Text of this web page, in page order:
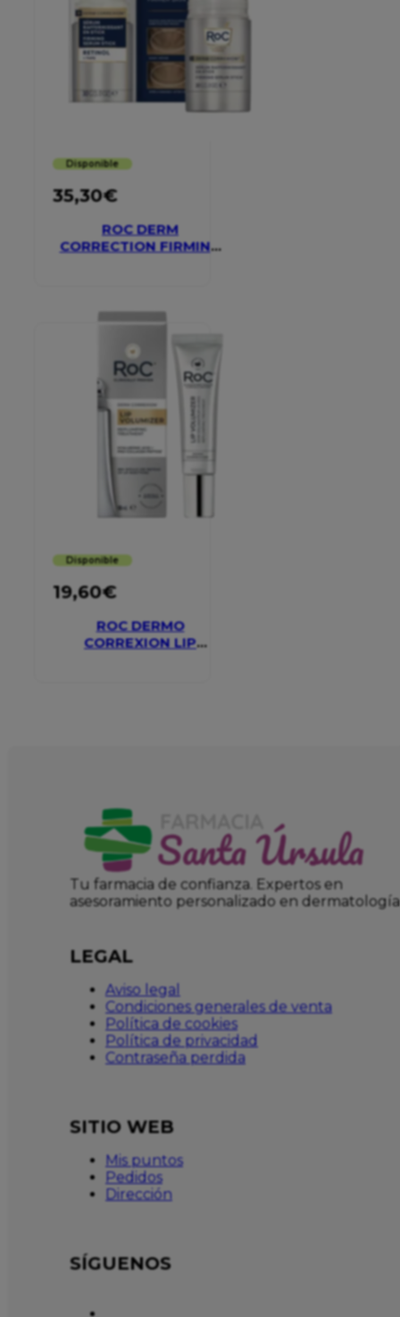
Disponible
35,30€
ROC DERM
CORRECTION FIRMING
Disponible
19,60€
ROC DERMO
CORREXION LIP
Tu farmacia de confianza. Expertos en
asesoramiento personalizado en dermatología
LEGAL
Aviso legal
Condiciones generales de venta
Política de cookies
Política de privacidad
Contraseña perdida
SITIO WEB
Mis puntos
Pedidos
Dirección
SÍGUENOS